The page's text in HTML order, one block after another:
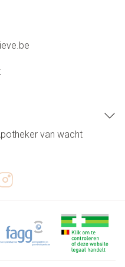
van wacht